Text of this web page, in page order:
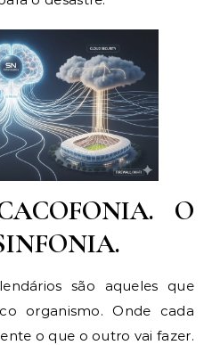
O
são aqueles que
organismo. Onde cada
o que o outro vai fazer.